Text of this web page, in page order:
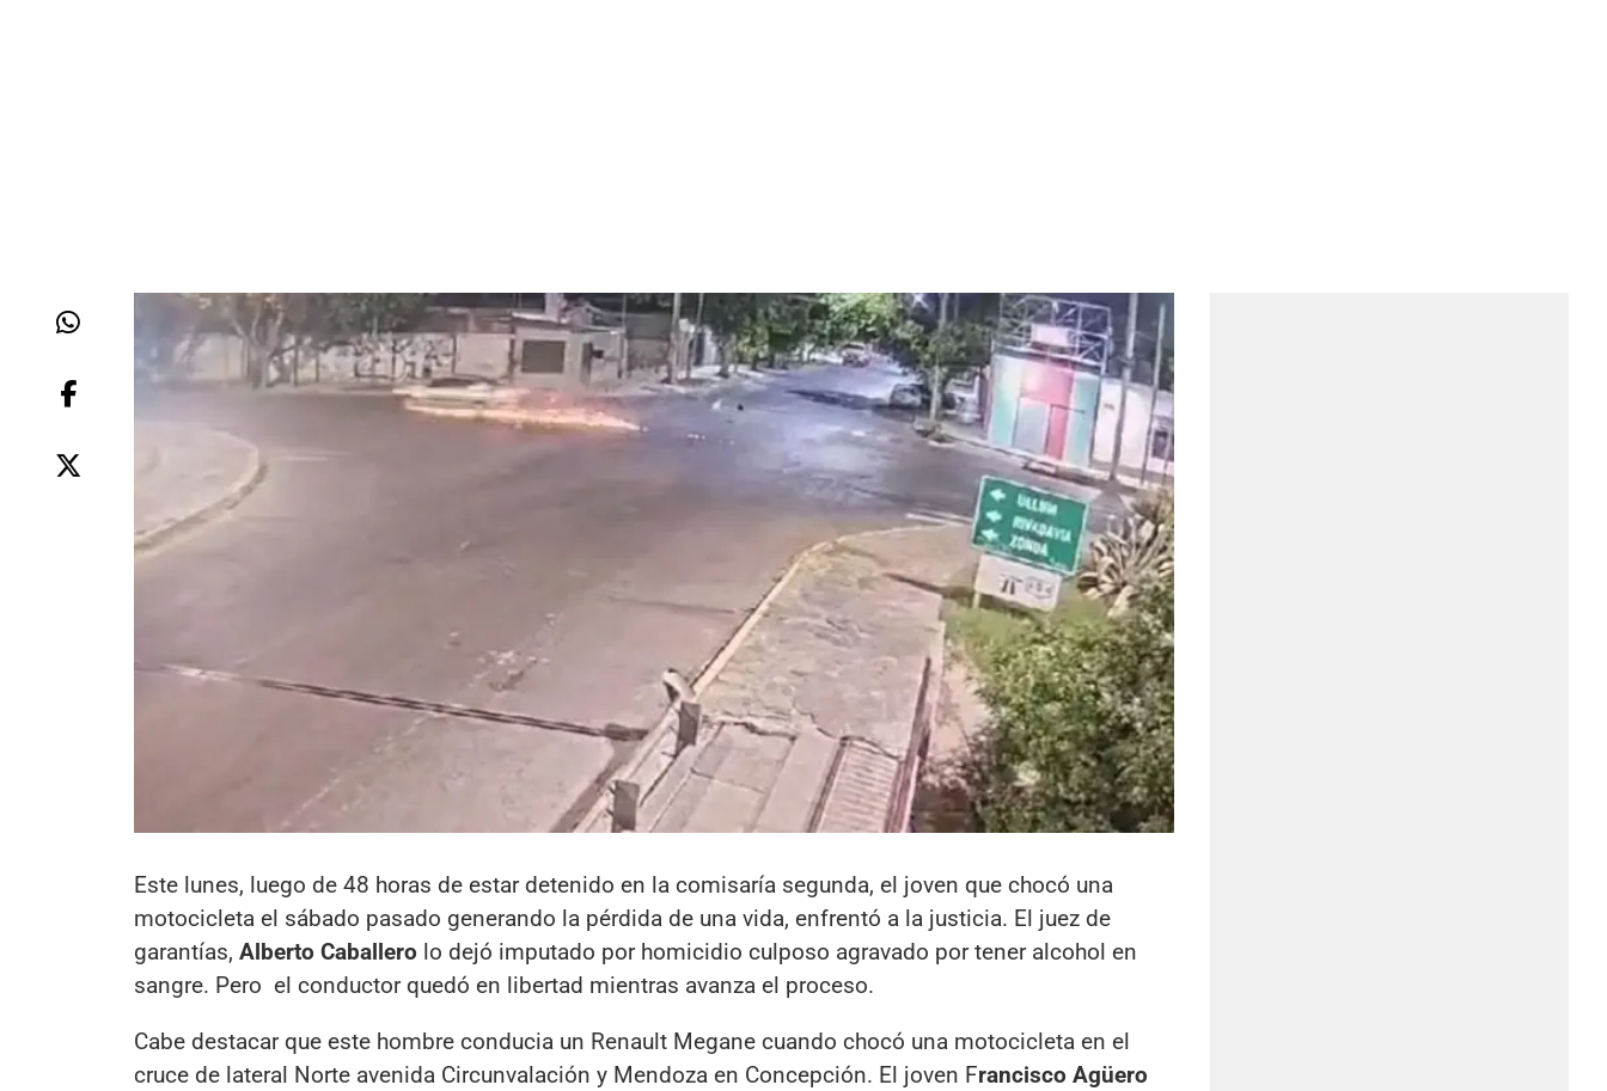
Este lunes, luego de 48 horas de estar detenido en la comisaría segunda, el joven que chocó una
motocicleta el sábado pasado generando la pérdida de una vida, enfrentó a la justicia. El juez de
garantías, Alberto Caballero lo dejó imputado por homicidio culposo agravado por tener alcohol en
sangre. Pero el conductor quedó en libertad mientras avanza el proceso.
Cabe destacar que este hombre conducia un Renault Megane cuando chocó una motocicleta en el
cruce de lateral Norte avenida Circunvalación y Mendoza en Concepción. El joven Francisco Agüero